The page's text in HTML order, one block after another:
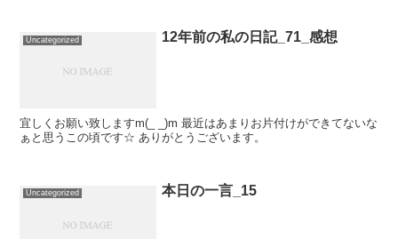
Uncategorized 12年前の私の日記_71_感想
宜しくお願い致しますm(_ _)m 最近はあまりお片付けができてないな
ぁと思うこの頃です☆ ありがとうございます。
Uncategorized 本日の一言_15